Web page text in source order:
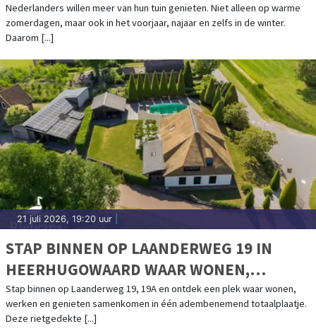
Nederlanders willen meer van hun tuin genieten. Niet alleen op warme
zomerdagen, maar ook in het voorjaar, najaar en zelfs in de winter.
Daarom [...]
21 juli 2026, 19:20 uur
STAP BINNEN OP LAANDERWEG 19 IN
HEERHUGOWAARD WAAR WONEN,
WERKEN EN GENIETEN SAMENKOMEN
Stap binnen op Laanderweg 19, 19A en ontdek een plek waar wonen,
werken en genieten samenkomen in één adembenemend totaalplaatje.
Deze rietgedekte [...]